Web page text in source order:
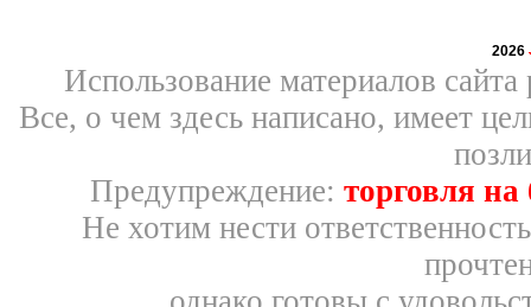
2026
Использование материалов
Все, о чем здесь написано, имеет
Предупреждение: торговля
Не хотим нести